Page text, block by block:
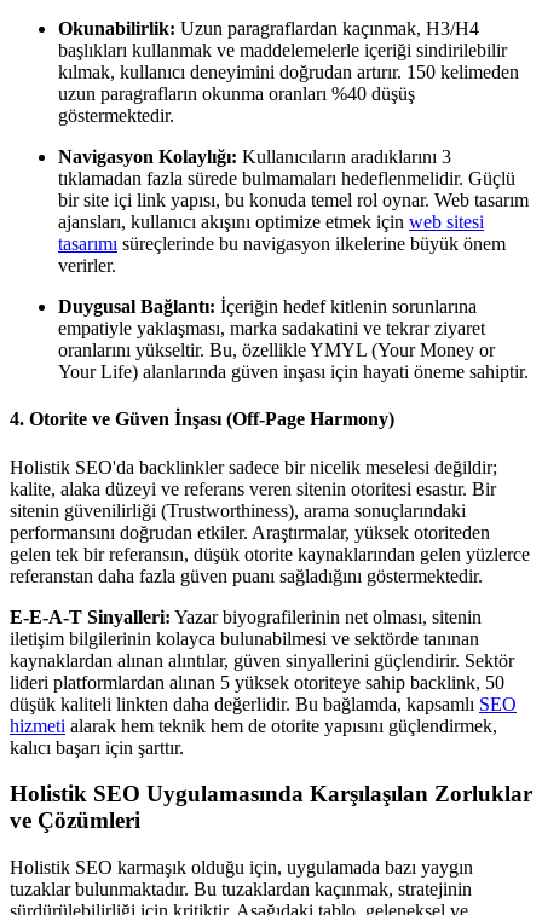
Okunabilirlik: Uzun paragraflardan kaçınmak, H3/H4
başlıkları kullanmak ve maddelemelerle içeriği sindirilebilir
kılmak, kullanıcı deneyimini doğrudan artırır. 150 kelimeden
uzun paragrafların okunma oranları %40 düşüş
göstermektedir.
Navigasyon Kolaylığı: Kullanıcıların aradıklarını 3
tıklamadan fazla sürede bulmamaları hedeflenmelidir. Güçlü
bir site içi link yapısı, bu konuda temel rol oynar. Web tasarım
ajansları, kullanıcı akışını optimize etmek için web sitesi
tasarımı süreçlerinde bu navigasyon ilkelerine büyük önem
verirler.
Duygusal Bağlantı: İçeriğin hedef kitlenin sorunlarına
empatiyle yaklaşması, marka sadakatini ve tekrar ziyaret
oranlarını yükseltir. Bu, özellikle YMYL (Your Money or
Your Life) alanlarında güven inşası için hayati öneme sahiptir.
4. Otorite ve Güven İnşası (Off-Page Harmony)
Holistik SEO'da backlinkler sadece bir nicelik meselesi değildir;
kalite, alaka düzeyi ve referans veren sitenin otoritesi esastır. Bir
sitenin güvenilirliği (Trustworthiness), arama sonuçlarındaki
performansını doğrudan etkiler. Araştırmalar, yüksek otoriteden
gelen tek bir referansın, düşük otorite kaynaklarından gelen yüzlerce
referanstan daha fazla güven puanı sağladığını göstermektedir.
E-E-A-T Sinyalleri: Yazar biyografilerinin net olması, sitenin
iletişim bilgilerinin kolayca bulunabilmesi ve sektörde tanınan
kaynaklardan alınan alıntılar, güven sinyallerini güçlendirir. Sektör
lideri platformlardan alınan 5 yüksek otoriteye sahip backlink, 50
düşük kaliteli linkten daha değerlidir. Bu bağlamda, kapsamlı SEO
hizmeti alarak hem teknik hem de otorite yapısını güçlendirmek,
kalıcı başarı için şarttır.
Holistik SEO Uygulamasında Karşılaşılan Zorluklar
ve Çözümleri
Holistik SEO karmaşık olduğu için, uygulamada bazı yaygın
tuzaklar bulunmaktadır. Bu tuzaklardan kaçınmak, stratejinin
sürdürülebilirliği için kritiktir. Aşağıdaki tablo, geleneksel ve